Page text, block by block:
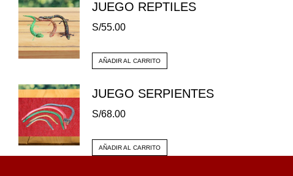
JUEGO REPTILES
S/55.00
AÑADIR AL CARRITO
JUEGO SERPIENTES
S/68.00
AÑADIR AL CARRITO